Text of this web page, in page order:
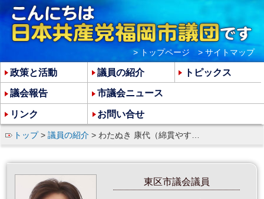
トップ> 議員の紹介 > わたぬき 康代（綿貫やすよ）
東区市議会議員
政策と活動 議員の紹介 トピックス
議会報告 市議会ニュース
リンク お問い合せ
> トップページ > サイトマップ